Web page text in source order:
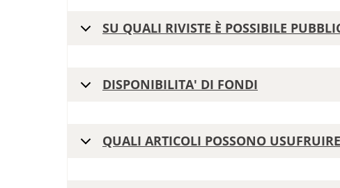
SU QUALI RIVISTE È POSSIBILE
DISPONIBILITA' DI FONDI
QUALI ARTICOLI POSSONO